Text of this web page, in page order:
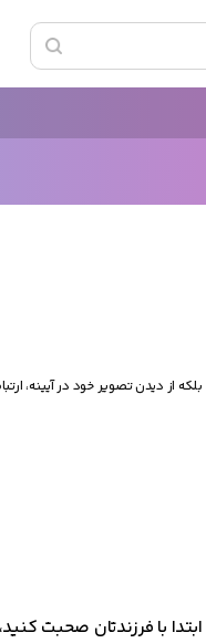
از دیدن تصویر خود در آیینه،
با فرزندتان صحبت